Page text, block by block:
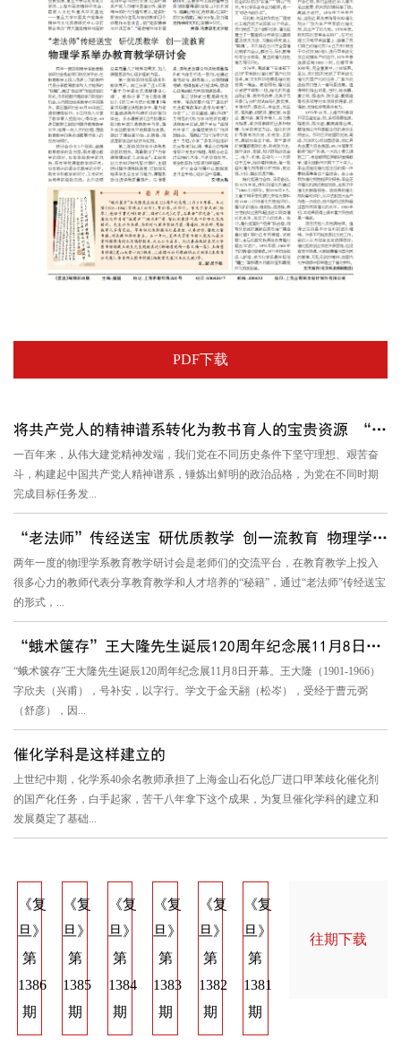
PDF下载
将共产党人的精神谱系转化为教书育人的宝贵资源 “伟大建党精神...
一百年来，从伟大建党精神发端，我们党在不同历史条件下坚守理想、艰苦奋
斗，构建起中国共产党人精神谱系，锤炼出鲜明的政治品格，为党在不同时期
完成目标任务发...
“老法师”传经送宝 研优质教学 创一流教育 物理学系举办教...
两年一度的物理学系教育教学研讨会是老师们的交流平台，在教育教学上投入
很多心力的教师代表分享教育教学和人才培养的“秘籍”，通过“老法师”传经送宝
的形式，...
“蛾术箧存”王大隆先生诞辰120周年纪念展11月8日开幕
“蛾术箧存”王大隆先生诞辰120周年纪念展11月8日开幕。王大隆（1901-1966）
字欣夫（兴甫），号补安，以字行。学文于金天翮（松岑），受经于曹元弼
（舒彦），因...
催化学科是这样建立的
上世纪中期，化学系40余名教师承担了上海金山石化总厂进口甲苯歧化催化剂
的国产化任务，白手起家，苦干八年拿下这个成果，为复旦催化学科的建立和
发展奠定了基础...
《复
旦》
第
1386
期
《复
旦》
第
1385
期
《复
旦》
第
1384
期
《复
旦》
第
1383
期
《复
旦》
第
1382
期
《复
旦》
第
1381
期
旦》
往期下载